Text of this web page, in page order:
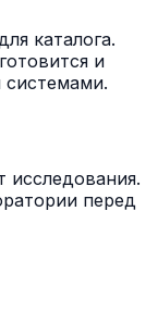
каталога.
и
системами.
исследования.
перед